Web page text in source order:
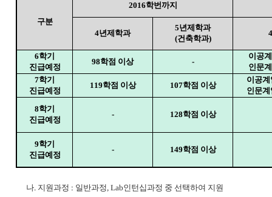
구분
2016학번까지
4년제학과
5년제학과
(건축학과)
4
6학기
진급예정
98학점 이상 -
이공
인문
7학기
진급예정
119학점 이상 107학점 이상
이공
인문
8학기
진급예정
- 128학점 이상
9학기
진급예정
- 149학점 이상
나. 지원과정 : 일반과정, Lab인턴십과정 중 선택하여 지원